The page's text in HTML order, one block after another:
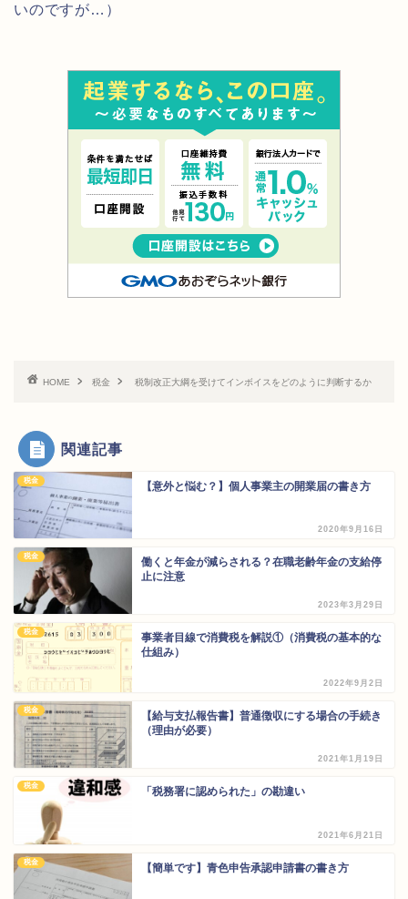
いのですが…）
HOME 税金 税制改正大綱を受けてインボイスをどのように判断するか
関連記事
税金 【意外と悩む？】個人事業主の開業届の書き方
2020年9月16日
税金
働くと年金が減らされる？在職老齢年金の支給停
止に注意
2023年3月29日
税金
事業者目線で消費税を解説①（消費税の基本的な
仕組み）
2022年9月2日
税金
【給与支払報告書】普通徴収にする場合の手続き
（理由が必要）
2021年1月19日
税金 「税務署に認められた」の勘違い
2021年6月21日
税金 【簡単です】青色申告承認申請書の書き方